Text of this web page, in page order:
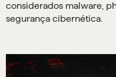
considerados malware,
segurança cibernética.